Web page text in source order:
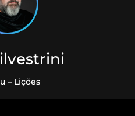
– Lições